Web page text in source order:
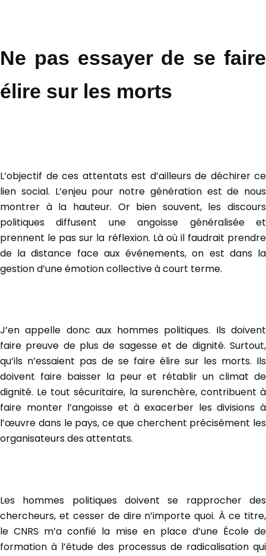
Ne pas essayer de se faire
élire sur les morts
L’objectif de ces attentats est d’ailleurs de déchirer ce
lien social. L’enjeu pour notre génération est de nous
montrer à la hauteur. Or bien souvent, les discours
politiques diffusent une angoisse généralisée et
prennent le pas sur la réflexion. Là où il faudrait prendre
de la distance face aux événements, on est dans la
gestion d’une émotion collective à court terme.
J’en appelle donc aux hommes politiques. Ils doivent
faire preuve de plus de sagesse et de dignité. Surtout,
qu’ils n’essaient pas de se faire élire sur les morts. Ils
doivent faire baisser la peur et rétablir un climat de
dignité. Le tout sécuritaire, la surenchère, contribuent à
faire monter l’angoisse et à exacerber les divisions à
l’œuvre dans le pays, ce que cherchent précisément les
organisateurs des attentats.
Les hommes politiques doivent se rapprocher des
chercheurs, et cesser de dire n’importe quoi. À ce titre,
le CNRS m’a confié la mise en place d’une École de
formation à l’étude des processus de radicalisation qui